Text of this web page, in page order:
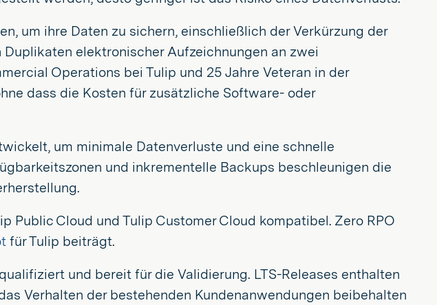
um ihre Daten zu sichern, einschließlich der Verkürzung der
elektronischer Aufzeichnungen an zwei
Operations bei Tulip und 25 Jahre Veteran in der
dass die Kosten für zusätzliche Software- oder
um minimale Datenverluste und eine schnelle
und inkrementelle Backups beschleunigen die
Public Cloud und Tulip Customer Cloud kompatibel. Zero RPO
für Tulip beiträgt.
und bereit für die Validierung. LTS-Releases enthalten
Verhalten der bestehenden Kundenanwendungen beibehalten